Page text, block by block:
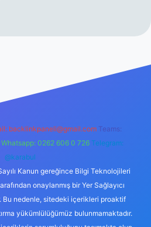
backlinkpaneli@gmail.com Teams:
Whatsapp: 0262 606 0 726 Telegram:
@karabul
Kanun gereğince Bilgi Teknolojileri
onaylanmış bir Yer Sağlayıcı
nedenle, sitedeki içerikleri proaktif
yükümlülüğümüz bulunmamaktadır.